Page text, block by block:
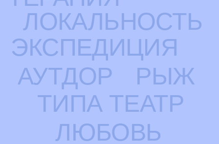
мастерской и режиссерской магистратуры Школы-студии
МХАТ, режиссер театра и кино, профессор, Заслуженный
деятель искусств РФ.
ВИКТОР
РЫЖАКОВ